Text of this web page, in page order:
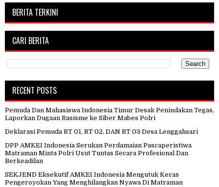
BERITA TERKINI
CARI BERITA
RECENT POSTS
Pemuda Dan Mahasiswa Indonesia Timur Desak Penindakan Tegas,
Laporkan Dugaan Rasisme ke Siber Mabes Polri
Deklarasi Pemuda RT 01, RT 02, DAN RT 03 Desa Lenggahsari
DPP AMKEI Indonesia Serukan Perdamaian Pascaperistiwa
Matraman Minta Polri Usut Tuntas Secara Profesional Dan
Berkeadilan
SEKJEND Eksekutif AMKEI Indonesia Mengutuk Keras
Pengeroyokan Yang Menghilangkan Nyawa Di Matraman